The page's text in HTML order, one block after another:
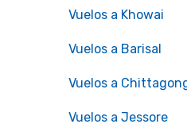
Vuelos a Khowai
Vuelos a Barisal
Vuelos a
Vuelos a Jessore